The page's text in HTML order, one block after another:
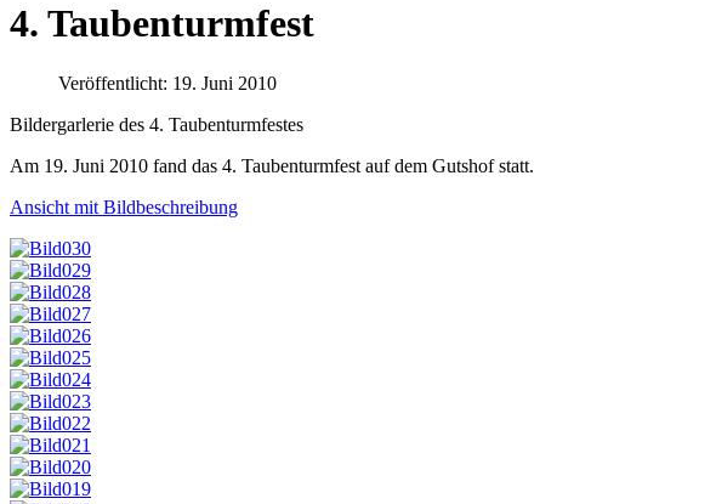
4. Taubenturmfest
Veröffentlicht: 19. Juni 2010
Bildergarlerie des 4. Taubenturmfestes
Am 19. Juni 2010 fand das 4. Taubenturmfest auf dem Gutshof statt.
Ansicht mit Bildbeschreibung